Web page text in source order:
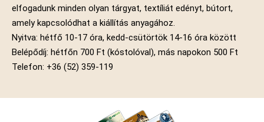
elfogadunk minden olyan tárgyat, textíliát edényt, bútort,
amely kapcsolódhat a kiállítás anyagához.
Nyitva: hétfő 10-17 óra, kedd-csütörtök 14-16 óra között
Belépődíj: hétfőn 700 Ft (kóstolóval), más napokon 500 Ft
Telefon: +36 (52) 359-119